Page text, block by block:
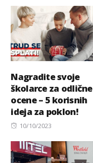
Nagradite svoje
školarce za odlične
ocene – 5 korisnih
ideja za poklon!
Posted
10/10/2023